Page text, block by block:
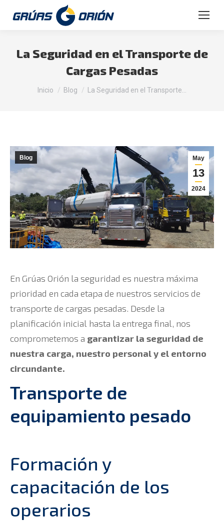
Buscar:
La Seguridad en el Transporte de
Cargas Pesadas
Estás aquí:
Inicio Blog La Seguridad en el Transporte…
May
13
2024
Blog
En Grúas Orión la seguridad es nuestra máxima
prioridad en cada etapa de nuestros servicios de
transporte de cargas pesadas. Desde la
planificación inicial hasta la entrega final, nos
comprometemos a garantizar la seguridad de
nuestra carga, nuestro personal y el entorno
circundante.
Transporte de
equipamiento pesado
Formación y
capacitación de los
operarios